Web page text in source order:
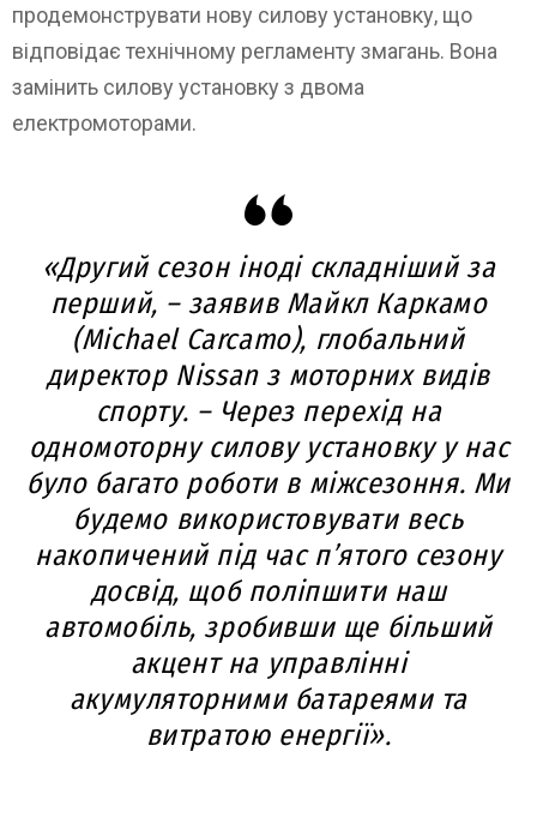
продемонструвати нову силову установку, що
відповідає технічному регламенту змагань. Вона
замінить силову установку з двома
електромоторами.
«Другий сезон іноді складніший за
перший, – заявив Майкл Каркамо
(Michael Carcamo), глобальний
директор Nissan з моторних видів
спорту. – Через перехід на
одномоторну силову установку у нас
було багато роботи в міжсезоння. Ми
будемо використовувати весь
накопичений під час п’ятого сезону
досвід, щоб поліпшити наш
автомобіль, зробивши ще більший
акцент на управлінні
акумуляторними батареями та
витратою енергії».